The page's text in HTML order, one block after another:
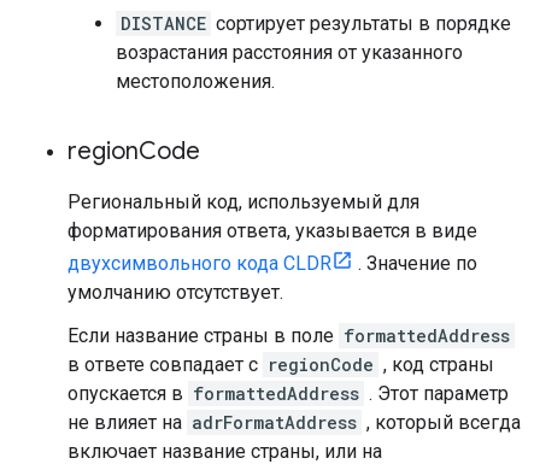
DISTANCE сортирует результаты в порядке
возрастания расстояния от указанного
местоположения.
regionCode
Региональный код, используемый для
форматирования ответа, указывается в виде
двухсимвольного кода CLDR
. Значение по
умолчанию отсутствует.
Если название страны в поле formattedAddress
в ответе совпадает с regionCode , код страны
опускается в formattedAddress . Этот параметр
не влияет на adrFormatAddress , который всегда
включает название страны, или на